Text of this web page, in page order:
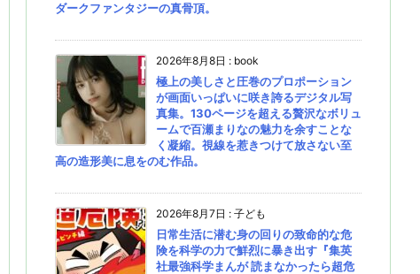
ダークファンタジーの真骨頂。
2026年8月8日 : book
極上の美しさと圧巻のプロポーション
が画面いっぱいに咲き誇るデジタル写
真集。130ページを超える贅沢なボリュ
ームで百瀬まりなの魅力を余すことな
く凝縮。視線を惹きつけて放さない至
高の造形美に息をのむ作品。
2026年8月7日 : 子ども
日常生活に潜む身の回りの致命的な危
険を科学の力で鮮烈に暴き出す『集英
社最強科学まんが 読まなかったら超危